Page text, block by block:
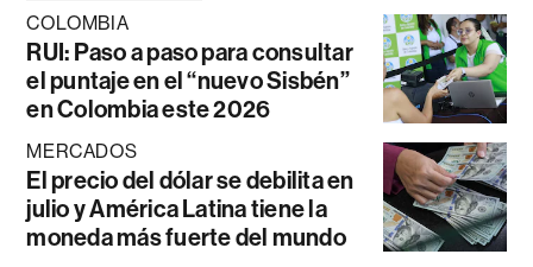
COLOMBIA
RUI: Paso a paso para consultar
el puntaje en el “nuevo Sisbén”
en Colombia este 2026
MERCADOS
El precio del dólar se debilita en
julio y América Latina tiene la
moneda más fuerte del mundo